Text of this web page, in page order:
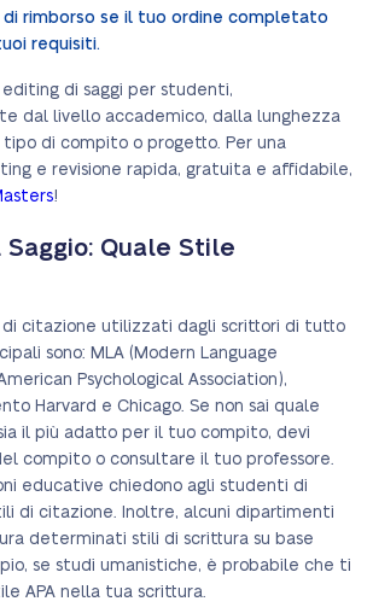
di rimborso se il tuo ordine completato
requisiti.
di saggi per studenti,
dal livello accademico, dalla lunghezza
di compito o progetto. Per una
e revisione rapida, gratuita e affidabile,
!
Quale Stile
di citazione utilizzati dagli scrittori di tutto
sono: MLA (Modern Language
Psychological Association),
Harvard e Chicago. Se non sai quale
il più adatto per il tuo compito, devi
compito o consultare il tuo professore.
educative chiedono agli studenti di
di citazione. Inoltre, alcuni dipartimenti
determinati stili di scrittura su base
se studi umanistiche, è probabile che ti
APA nella tua scrittura.